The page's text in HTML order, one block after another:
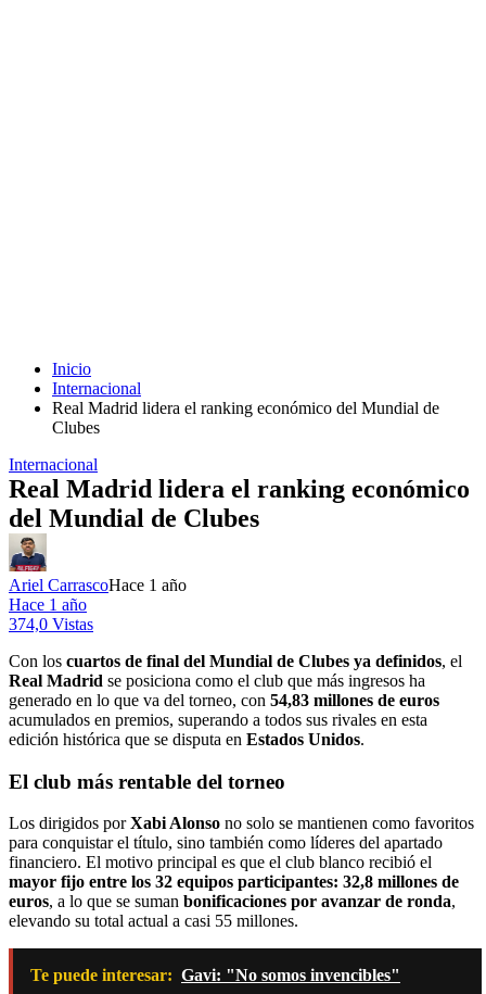
Inicio
Internacional
Real Madrid lidera el ranking económico del Mundial de
Clubes
Internacional
Real Madrid lidera el ranking económico
del Mundial de Clubes
Ariel CarrascoHace 1 año
Hace 1 año
374,0 Vistas
Con los cuartos de final del Mundial de Clubes ya definidos, el
Real Madrid se posiciona como el club que más ingresos ha
generado en lo que va del torneo, con 54,83 millones de euros
acumulados en premios, superando a todos sus rivales en esta
edición histórica que se disputa en Estados Unidos.
El club más rentable del torneo
Los dirigidos porXabi Alonso no solo se mantienen como favoritos
para conquistar el título, sino también como líderes del apartado
financiero. El motivo principal es que el club blanco recibió el
mayor fijo entre los 32 equipos participantes: 32,8 millones de
euros, a lo que se suman bonificaciones por avanzar de ronda,
elevando su total actual a casi 55 millones.
Te puede interesar: Gavi: "No somos invencibles"